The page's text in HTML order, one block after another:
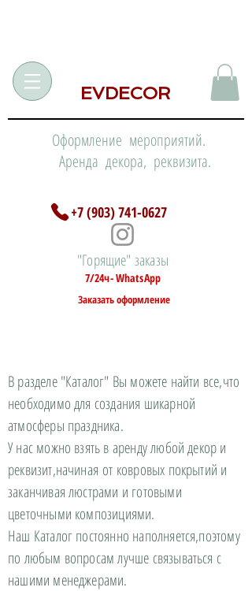
EVDECOR
Оформление мероприятий.
Аренда декора, реквизита.
+7 (903) 741-0627
"Горящие" заказы
7/24ч- WhatsApp
Заказать оформление
В разделе "Каталог" Вы можете найти все,что
необходимо для создания шикарной
атмосферы праздника.
У нас можно взять в аренду любой декор и
реквизит,начиная от ковровых покрытий и
заканчивая люстрами и готовыми
цветочными композициями.
Наш Каталог постоянно наполняется,поэтому
по любым вопросам лучше связываться с
нашими менеджерами.